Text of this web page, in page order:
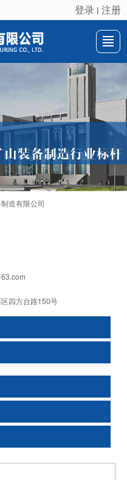
很遗憾，因您的浏览器版本过低导致无法获得最佳浏览体验，推荐下载安装谷歌浏览器！
登录 丨 注册
新闻动态
们 LBS
造有限公司
四方台路150号